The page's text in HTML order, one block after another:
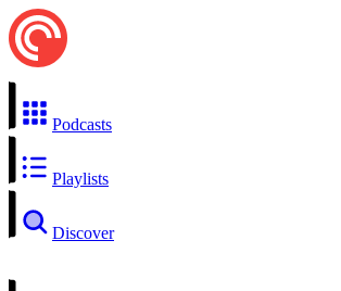
Podcasts
Playlists
Discover